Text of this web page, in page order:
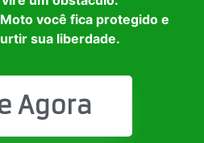
você fica protegido e
sua liberdade.
Agora